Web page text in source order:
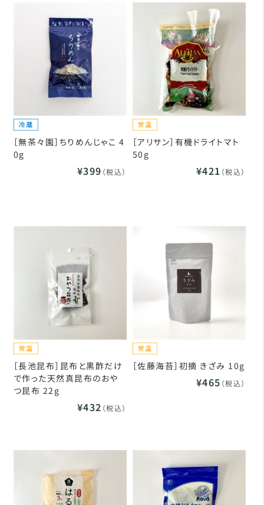
［無茶々園］ちりめんじゃこ 4
0g
¥399 （税込）
［アリサン］有機ドライトマト
50g
¥421 （税込）
［長池昆布］昆布と黒酢だけ
で作った天然真昆布のおや
つ昆布 22g
¥432 （税込）
［佐藤海苔］初摘 きざみ 10g
¥465 （税込）